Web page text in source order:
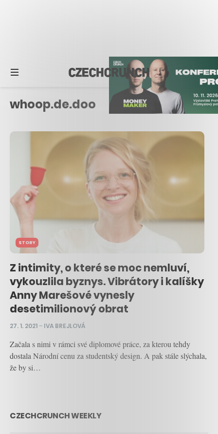
whoop.de.doo
STORY
Z intimity, o které se moc nemluví,
vykouzlila byznys. Vibrátory i kalíšky
Anny Marešové vynesly
desetimilionový obrat
27. 1. 2021– IVA BREJLOVÁ
Začala s nimi v rámci své diplomové práce, za kterou tehdy
dostala Národní cenu za studentský design. A pak stále slýchala,
že by si…
CZECHCRUNCH WEEKLY